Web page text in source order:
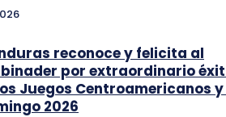
reconoce y felicita al
por extraordinario
Juegos Centroamericanos
2026